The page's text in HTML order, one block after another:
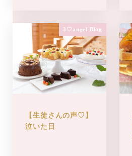
3♡angel Blog
【生徒さんの声♡】
泣いた日